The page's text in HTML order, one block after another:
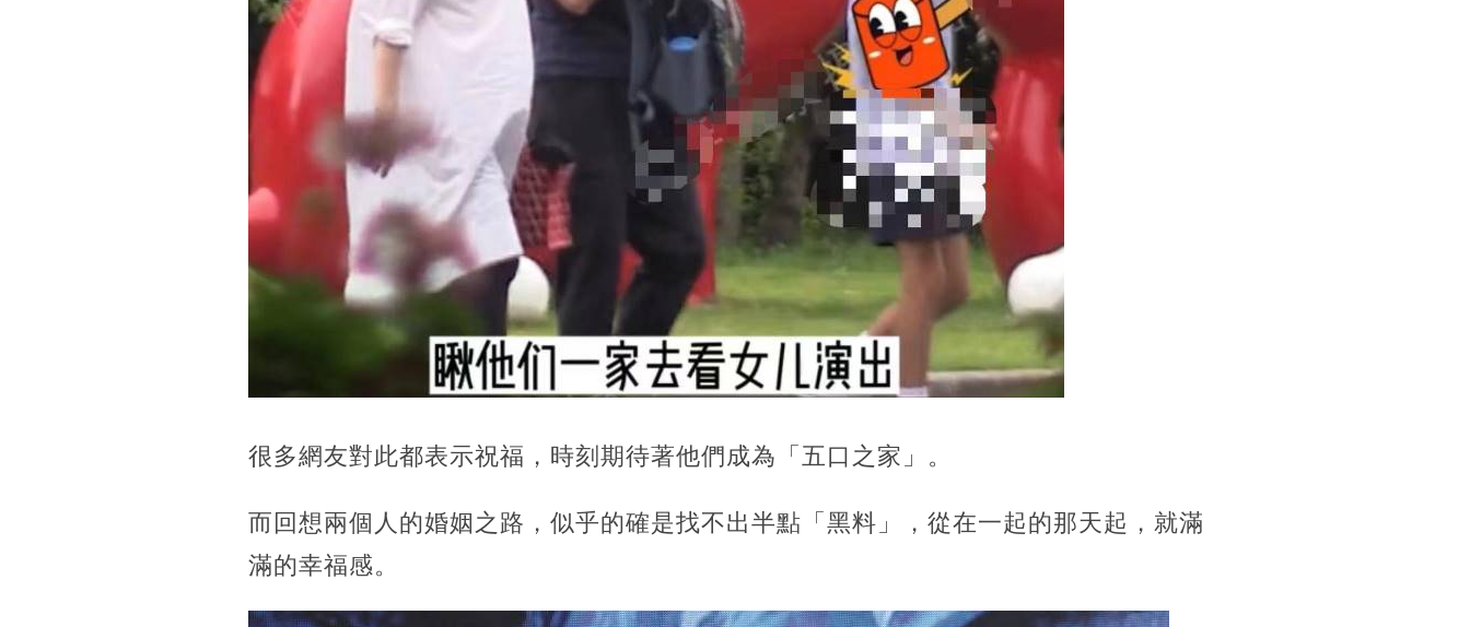
很多網友對此都表示祝福，時刻期待著他們成為「五口之家」。
而回想兩個人的婚姻之路，似乎的確是找不出半點「黑料」，從在一起的那天起，就滿
滿的幸福感。